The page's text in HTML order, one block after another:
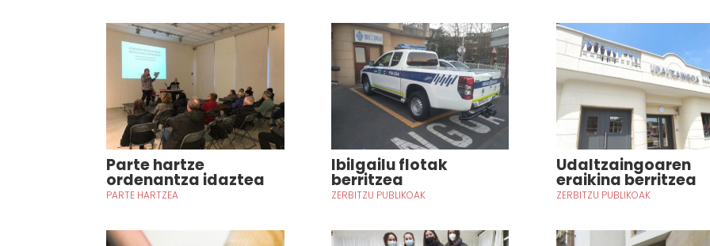
Parte hartze
ordenantza idaztea
PARTE HARTZEA
Ibilgailu flotak
berritzea
ZERBITZU PUBLIKOAK
Udaltzaingoaren
eraikina berritzea
ZERBITZU PUBLIKOAK